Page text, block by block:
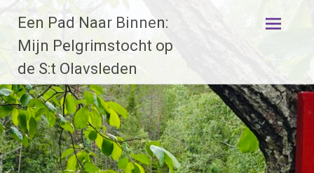
Ga
naar
inhoud
Een Pad Naar Binnen:
Mijn Pelgrimstocht op
de S:t Olavsleden